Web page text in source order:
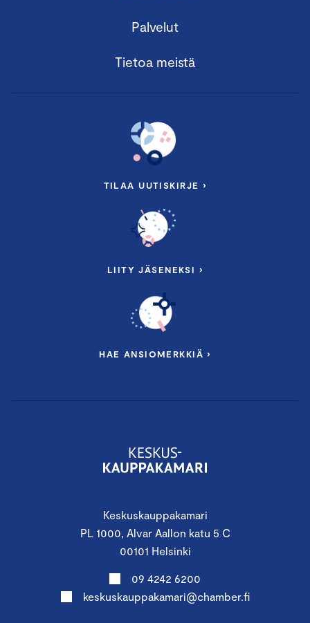
Keskuskauppakamari
PL 1000, Alvar Aallon katu 5 C
00101 Helsinki
09 4242 6200
keskuskauppakamari@chamber.fi
Palvelut
Tietoa meistä
TILAA UUTISKIRJE ›
LIITY JÄSENEKSI ›
HAE ANSIOMERKKIÄ ›